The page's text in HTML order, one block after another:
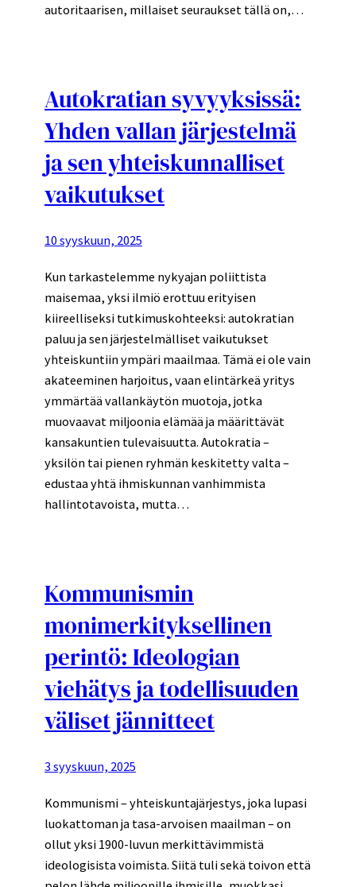
autoritaarisen, millaiset seuraukset tällä on,…
Autokratian syvyyksissä:
Yhden vallan järjestelmä
ja sen yhteiskunnalliset
vaikutukset
10 syyskuun, 2025
Kun tarkastelemme nykyajan poliittista
maisemaa, yksi ilmiö erottuu erityisen
kiireelliseksi tutkimuskohteeksi: autokratian
paluu ja sen järjestelmälliset vaikutukset
yhteiskuntiin ympäri maailmaa. Tämä ei ole vain
akateeminen harjoitus, vaan elintärkeä yritys
ymmärtää vallankäytön muotoja, jotka
muovaavat miljoonia elämää ja määrittävät
kansakuntien tulevaisuutta. Autokratia –
yksilön tai pienen ryhmän keskitetty valta –
edustaa yhtä ihmiskunnan vanhimmista
hallintotavoista, mutta…
Kommunismin
monimerkityksellinen
perintö: Ideologian
viehätys ja todellisuuden
väliset jännitteet
3 syyskuun, 2025
Kommunismi – yhteiskuntajärjestys, joka lupasi
luokattoman ja tasa-arvoisen maailman – on
ollut yksi 1900-luvun merkittävimmistä
ideologisista voimista. Siitä tuli sekä toivon että